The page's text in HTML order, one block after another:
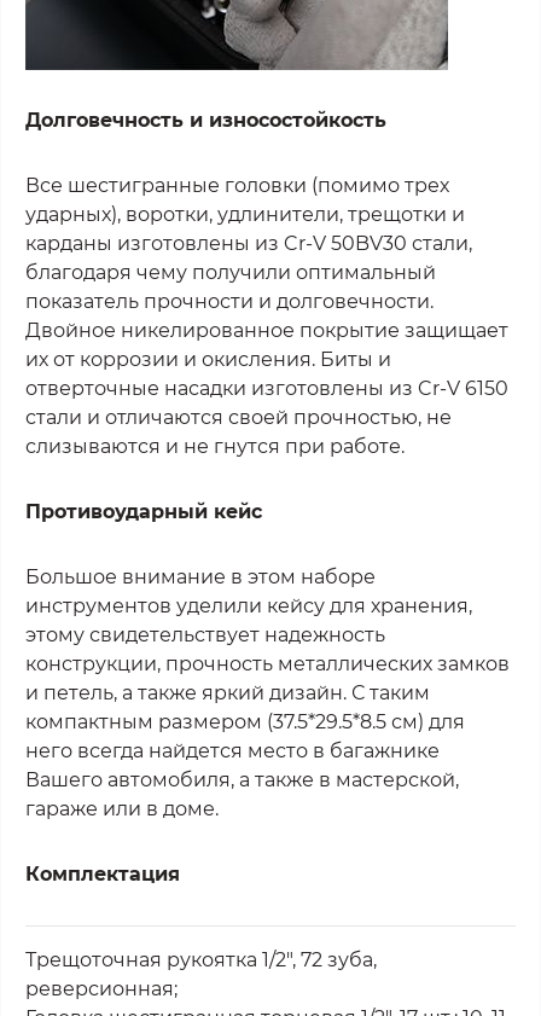
Долговечность и износостойкость
Все шестигранные головки (помимо трех
ударных), воротки, удлинители, трещотки и
карданы изготовлены из Cr-V 50BV30 стали,
благодаря чему получили оптимальный
показатель прочности и долговечности.
Двойное никелированное покрытие защищает
их от коррозии и окисления. Биты и
отверточные насадки изготовлены из Cr-V 6150
стали и отличаются своей прочностью, не
слизываются и не гнутся при работе.
Противоударный кейс
Большое внимание в этом наборе
инструментов уделили кейсу для хранения,
этому свидетельствует надежность
конструкции, прочность металлических замков
и петель, а также яркий дизайн. С таким
компактным размером (37.5*29.5*8.5 см) для
него всегда найдется место в багажнике
Вашего автомобиля, а также в мастерской,
гараже или в доме.
Комплектация
Трещоточная рукоятка 1/2", 72 зуба,
реверсионная;